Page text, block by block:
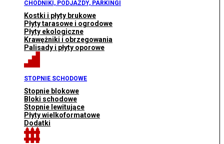
CHODNIKI, PODJAZDY, PARKINGI
Kostki i płyty brukowe
Płyty tarasowe i ogrodowe
Płyty ekologiczne
Krawężniki i obrzegowania
Palisady i płyty oporowe
STOPNIE SCHODOWE
Stopnie blokowe
Bloki schodowe
Stopnie lewitujące
Płyty wielkoformatowe
Dodatki